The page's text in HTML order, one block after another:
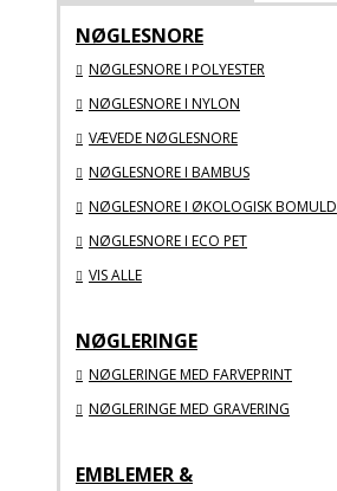
NØGLESNORE
NØGLESNORE I POLYESTER
NØGLESNORE I NYLON
VÆVEDE NØGLESNORE
NØGLESNORE I BAMBUS
NØGLESNORE I ØKOLOGISK BOMULD
NØGLESNORE I ECO PET
VIS ALLE
NØGLERINGE
NØGLERINGE MED FARVEPRINT
NØGLERINGE MED GRAVERING
EMBLEMER &